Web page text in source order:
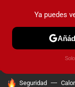
PRUEBAS
HOY SE HABLA DE
Seguridad Calor
Ya puedes